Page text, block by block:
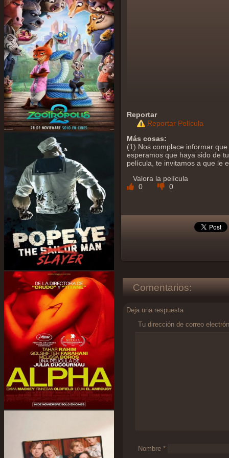
Reportar
Reportar Película
Más cosas:
(1) Nos complace informar
esperamos que haya sido de
película, te invitamos a que le
Valora la película
0
0
Comentarios:
Deja una respuesta
Tu dirección de correo
Nombre *